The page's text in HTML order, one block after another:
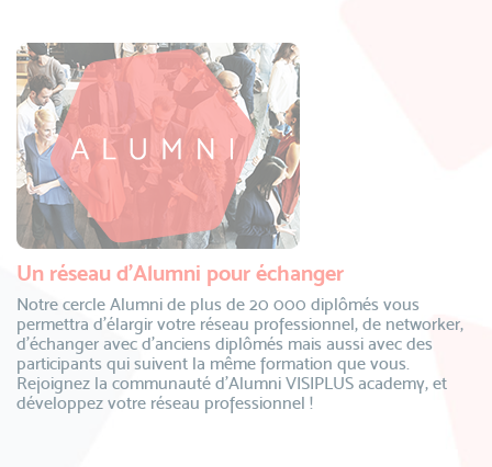
Un réseau d’Alumni pour échanger
Notre cercle Alumni de plus de 20 000 diplômés vous
permettra d’élargir votre réseau professionnel, de networker,
d’échanger avec d’anciens diplômés mais aussi avec des
participants qui suivent la même formation que vous.
Rejoignez la communauté d’Alumni VISIPLUS academy, et
développez votre réseau professionnel !